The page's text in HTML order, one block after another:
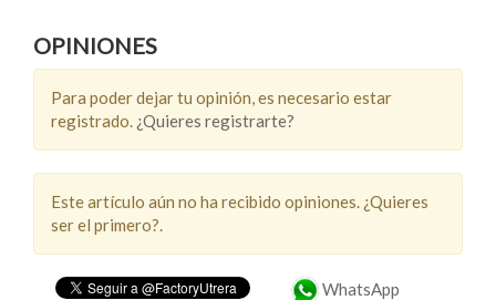
OPINIONES
Para poder dejar tu opinión, es necesario estar
registrado. ¿Quieres registrarte?
Este artículo aún no ha recibido opiniones. ¿Quieres
ser el primero?.
WhatsApp